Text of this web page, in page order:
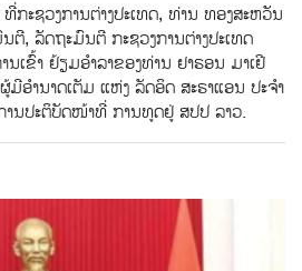
ະຊວງການຕ່າງປະເທດ, ທ່ານ ທອງສະຫວັນ
, ລັດຖະມົນຕີ ກະຊວງການຕ່າງປະເທດ
ເຂົ້າ ຢ້ຽມອໍາລາຂອງທ່ານ ຢາຣອນ ມາເຢີ
ອໍານາດເຕັມ ແຫ່ງ ລັດອິດ ສະຣາແອນ ປະຈໍາ
ານປະຕິບັດໜ້າທີ່ ການທູດຢູ່ ສປປ ລາວ.